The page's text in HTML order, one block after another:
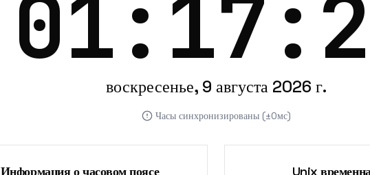
воскресенье, 9 августа 2026 г.
Часы синхронизированы (±0мс)
Информация о часовом поясе Unix